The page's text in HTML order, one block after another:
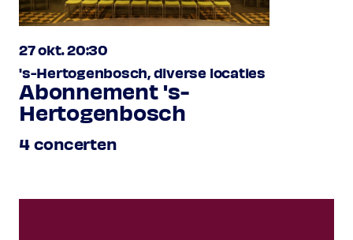
Partite sopra La Monica
d’intavolatura
Ritorno
27 okt. 20:30
's-Hertogenbosch, diverse locaties
Abonnement 's-
Hertogenbosch
4 concerten